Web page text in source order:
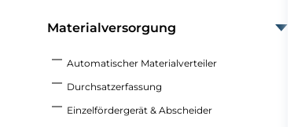
Materialversorgung
Automatischer Materialverteiler
Durchsatzerfassung
Einzelfördergerät & Abscheider